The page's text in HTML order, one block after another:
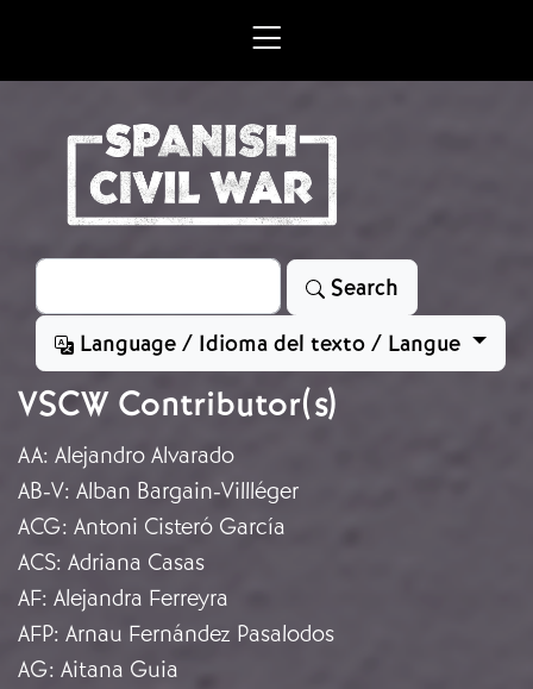
Search
Search
Language / Idioma del texto / Langue
VSCW Contributor(s)
AA: Alejandro Alvarado
AB-V: Alban Bargain-Villléger
ACG: Antoni Cisteró García
ACS: Adriana Casas
AF: Alejandra Ferreyra
AFP: Arnau Fernández Pasalodos
AG: Aitana Guia